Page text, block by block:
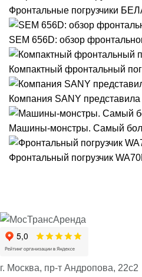
Фронтальные погрузчики
SEM 656D: обзор
Компактный фронтальный
Компания SANY
Машины-монстры. Самый
Фронтальный погрузчик
г. Москва, пр-т Андропова, 22с2